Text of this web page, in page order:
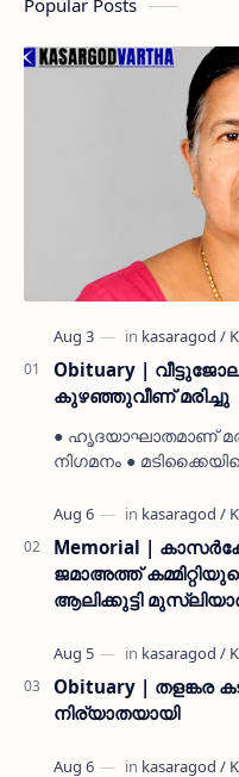
Popular Posts
Obituary |
കുഴഞ്ഞുവീണ് മരിച്ചു
● ഹൃദയാഘാതമാണ്
നിഗമനം ●
മകളാണ് ●
Memorial |
ജമാഅത്ത്
ആലിക്കുട്ടി
Obituary |
നിര്യാതയായി